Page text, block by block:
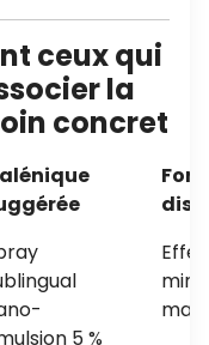
ceux qui
la
concret
5 %
min,